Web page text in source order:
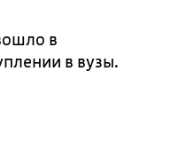
в
в вузы.